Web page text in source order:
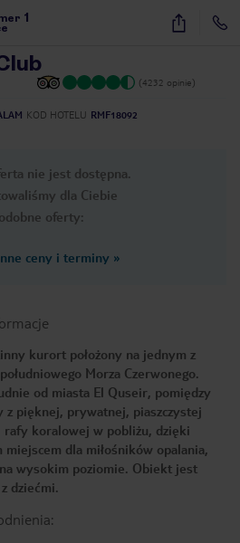
1 27
(4232 opinie)
KOD HOTELU RMF18092
nie jest dostępna.
dla Ciebie
oferty:
ceny i terminy »
kurort położony na jednym z
Morza Czerwonego.
od miasta El Quseir, pomiędzy
z pięknej, prywatnej, piaszczystej
koralowej w pobliżu, dzięki
miejscem dla miłośników opalania,
wysokim poziomie. Obiekt jest
dziećmi.